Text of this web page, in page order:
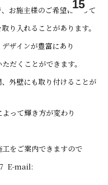
15
お施主様のご希望によって
り入れることがあります。
ザインが豊富にあり
だくことができます。
外壁にも取り付けることが
って輝き方が変わり
をご案内できますので
E-mail: